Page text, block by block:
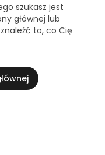
szukasz jest
głównej lub
to, co Cię